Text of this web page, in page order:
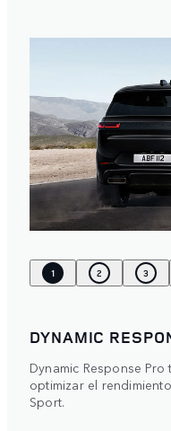
1 2 3
DYNAMIC
Dynamic Response
optimizar el
Sport.